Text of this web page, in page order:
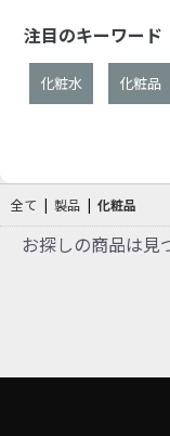
注目のキーワード
化粧水 化粧品
全て | 製品 | 化粧品
お探しの商品は見